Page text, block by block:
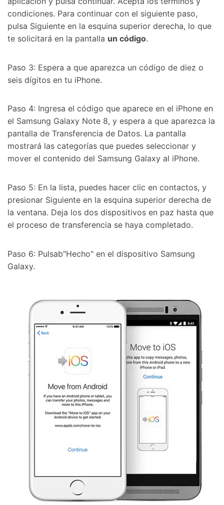
condiciones. Para continuar con el siguiente paso,
pulsa Siguiente en la esquina superior derecha, lo que
te solicitará en la pantalla un código.
Paso 3: Espera a que aparezca un código de diez o
seis dígitos en tu iPhone.
Paso 4: Ingresa el código que aparece en el iPhone en
el Samsung Galaxy Note 8, y espera a que aparezca la
pantalla de Transferencia de Datos. La pantalla
mostrará las categorías que puedes seleccionar y
mover el contenido del Samsung Galaxy al iPhone.
Paso 5: En la lista, puedes hacer clic en contactos, y
presionar Siguiente en la esquina superior derecha de
la ventana. Deja los dos dispositivos en paz hasta que
el proceso de transferencia se haya completado.
Paso 6: Pulsab"Hecho" en el dispositivo Samsung
Galaxy.